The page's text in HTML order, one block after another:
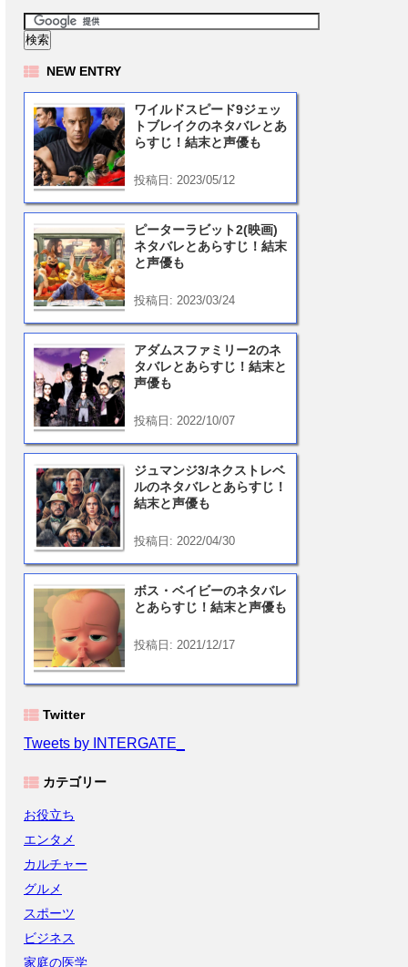
NEW ENTRY
ワイルドスピード9ジェッ
トブレイクのネタバレとあ
らすじ！結末と声優も
投稿日: 2023/05/12
ピーターラビット2(映画)
ネタバレとあらすじ！結末
と声優も
投稿日: 2023/03/24
アダムスファミリー2のネ
タバレとあらすじ！結末と
声優も
投稿日: 2022/10/07
ジュマンジ3/ネクストレベ
ルのネタバレとあらすじ！
結末と声優も
投稿日: 2022/04/30
ボス・ベイビーのネタバレ
とあらすじ！結末と声優も
投稿日: 2021/12/17
Twitter
Tweets by INTERGATE_
カテゴリー
お役立ち
エンタメ
カルチャー
グルメ
スポーツ
ビジネス
家庭の医学